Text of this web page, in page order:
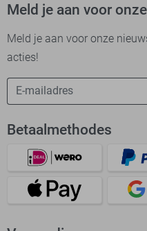
Meld je aan voor
Meld je aan voor onze
acties!
Betaalmethodes